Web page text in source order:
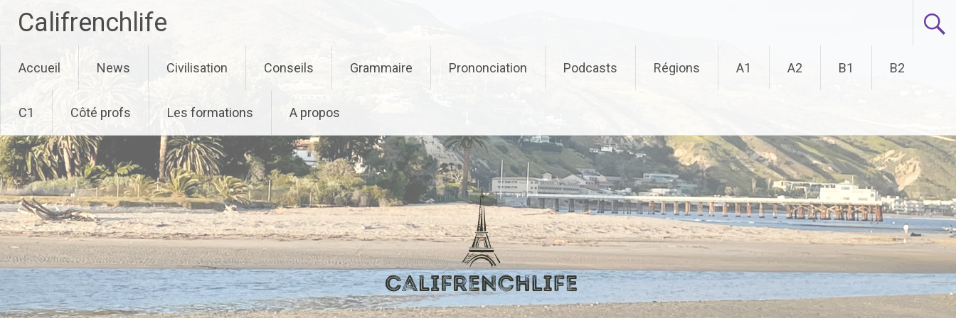
Califrenchlife
to
content
Accueil News Civilisation Conseils Grammaire Prononciation Podcasts Régions A1 A2 B1 B2
C1 Côté profs Les formations A propos